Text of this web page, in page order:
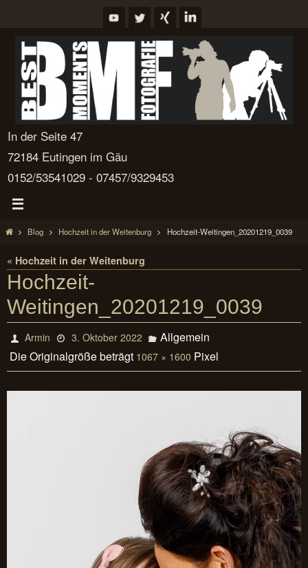
springen
In der Seite 47
72184 Eutingen im Gäu
0152/53541029 - 07457/9329453
StartBlog Hochzeit in der Weitenburg Hochzeit-Weitingen_20201219_0039
« Hochzeit in der Weitenburg
Hochzeit-
Weitingen_20201219_0039
Armin 3. Oktober 2022
Allgemein
Die Originalgröße beträgt 1067 × 1600 Pixel